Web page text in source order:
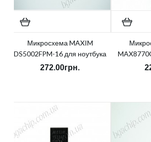
Микросхема MAXIM
DS5002FPM-16 для ноутбука
272.00грн.